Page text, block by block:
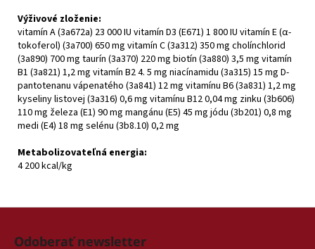
Výživové zloženie:
vitamín A (3a672a) 23 000 IU vitamín D3 (E671) 1 800 IU vitamín E (α-
tokoferol) (3a700) 650 mg vitamín C (3a312) 350 mg cholínchlorid
(3a890) 700 mg taurín (3a370) 220 mg biotín (3a880) 3,5 mg vitamín
B1 (3a821) 1,2 mg vitamín B2 4. 5 mg niacínamidu (3a315) 15 mg D-
pantotenanu vápenatého (3a841) 12 mg vitamínu B6 (3a831) 1,2 mg
kyseliny listovej (3a316) 0,6 mg vitamínu B12 0,04 mg zinku (3b606)
110 mg železa (E1) 90 mg mangánu (E5) 45 mg jódu (3b201) 0,8 mg
medi (E4) 18 mg selénu (3b8.10) 0,2 mg
Metabolizovateľná energia:
4 200 kcal/kg
Z
Odoberať newsletter